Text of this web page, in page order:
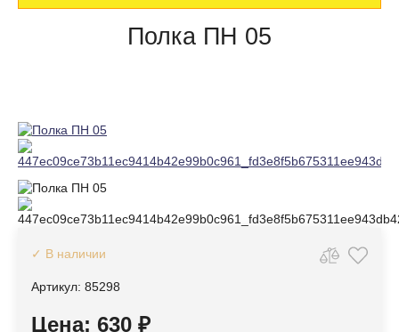
Полка ПН 05
✓ В наличии
Артикул: 85298
Цена: 630 ₽